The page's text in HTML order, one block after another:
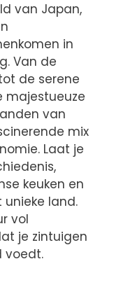
van Japan,
in
Van de
de serene
majestueuze
van
mix
Laat je
keuken en
land.
vol
je zintuigen
voedt.